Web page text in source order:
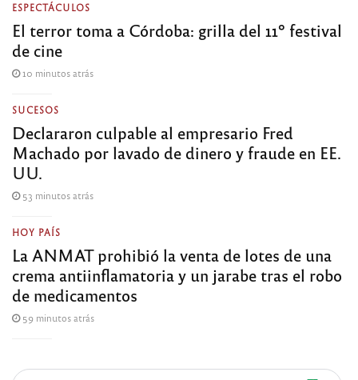
ESPECTÁCULOS
El terror toma a Córdoba: grilla del 11º festival
de cine
10 minutos atrás
SUCESOS
Declararon culpable al empresario Fred
Machado por lavado de dinero y fraude en EE.
UU.
53 minutos atrás
HOY PAÍS
La ANMAT prohibió la venta de lotes de una
crema antiinflamatoria y un jarabe tras el robo
de medicamentos
59 minutos atrás